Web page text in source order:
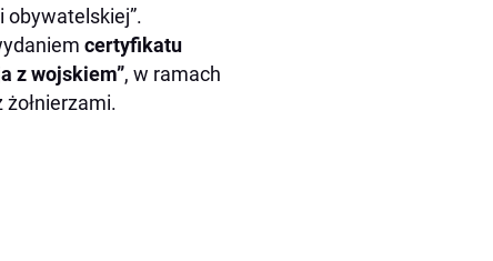
obywatelskiej”.
certyfikatu
z wojskiem”, w ramach
żołnierzami.